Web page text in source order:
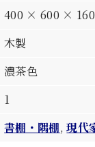
400 × 600 ×
木製
濃茶色
1
書棚・隅棚,現代